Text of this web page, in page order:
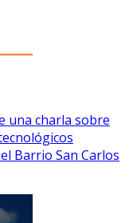
una charla sobre
Barrio San Carlos